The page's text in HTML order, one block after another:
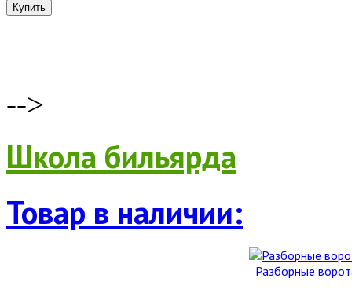
-->
Школа бильярда
Товар в наличии:
Разборные